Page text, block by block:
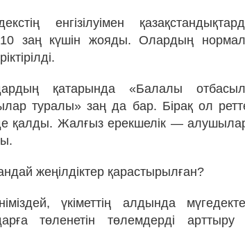
енгізілуімен
10 заң күшін жояды. Олардың
қатарында «Балалы
туралы» заң да бар. Бірақ ол
қалды. Жалғыз ерекшелік —
жеңілдіктер қарастырылған?
үкіметтің алдында
төленетін төлемдерді арттыру